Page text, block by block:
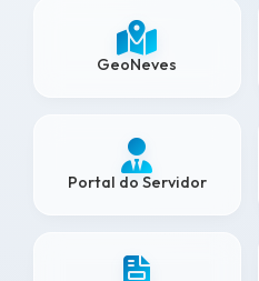
GeoNeves
Portal do Servidor